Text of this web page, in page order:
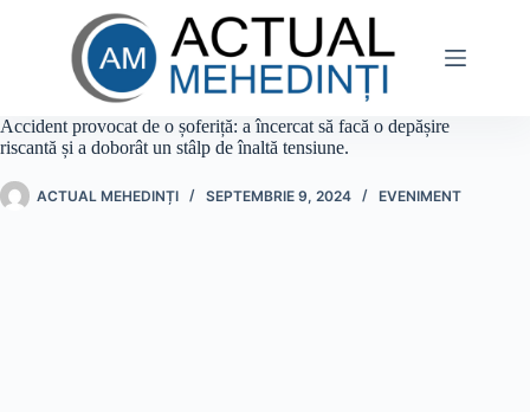
Accident provocat de o șoferiță: a încercat să facă o depășire
riscantă și a doborât un stâlp de înaltă tensiune.
ACTUAL MEHEDINȚI SEPTEMBRIE 9, 2024 EVENIMENT